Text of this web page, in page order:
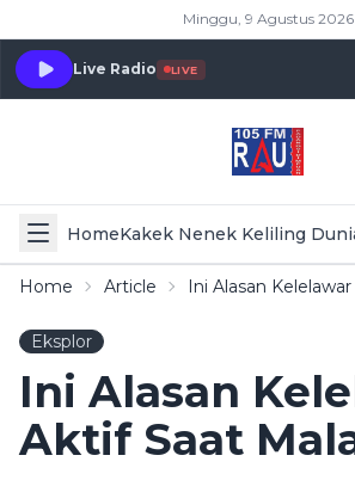
Minggu, 9 Agustus 2026
Live Radio LIVE
HomeKakek Nenek Keliling
Home Article Ini Alasan
Eksplor
Ini Alasan
Aktif Saat